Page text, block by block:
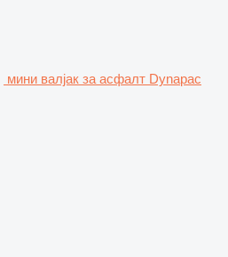
мини валјак за асфалт Dynapac